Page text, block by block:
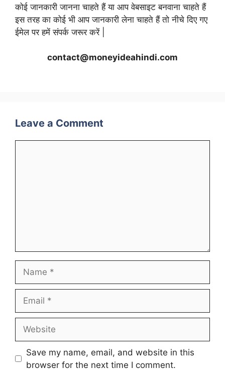
कोई जानकारी जानना चाहते हैं या आप वेबसाइट बनवाना चाहते हैं
इस तरह का कोई भी आप जानकारी लेना चाहते हैं तो नीचे दिए गए
ईमेल पर हमें संपर्क जरूर करें |
contact@moneyideahindi.com
Leave a Comment
Save my name, email, and website in this
browser for the next time I comment.